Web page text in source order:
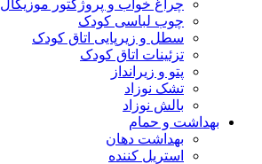
چراغ خواب و پروژکتور موزیکال
چوب لباسی کودک
سطل و زیرپایی اتاق کودک
تزئینات اتاق کودک
پتو و زیرانداز
تشک نوزاد
بالش نوزاد
بهداشت و حمام
بهداشت دهان
استریل کننده